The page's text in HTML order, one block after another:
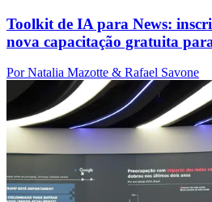
Toolkit de IA para News:
nova capacitação gratuita
Por Natalia Mazotte & Rafael Savone